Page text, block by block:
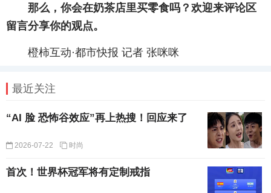
那么，你会在奶茶店里买零食吗？欢迎来评论区
留言分享你的观点。
橙柿互动·都市快报 记者 张咪咪
最近关注
“AI 脸 恐怖谷效应”再上热搜！回应来了
2026-07-22 时尚
首次！世界杯冠军将有定制戒指